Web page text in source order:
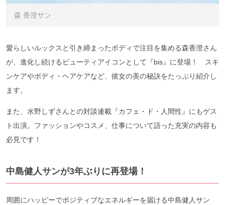
森 香澄サン
愛らしいルックスと引き締まったボディで注目を集める森香澄さん
が、進化し続けるビューティアイコンとして『bis』に登場！ スキ
ンケアやボディ・ヘアケアなど、彼女の美の秘訣をたっぷり紹介し
ます。
また、水野しずさんとの対談連載『カフェ・ド・人間性』にもゲス
ト出演。ファッションやコスメ、仕事について語った充実の内容も
必見です！
中島健人サンが3年ぶりに再登場！
周囲にハッピーでポジティブなエネルギーを届ける中島健人サン